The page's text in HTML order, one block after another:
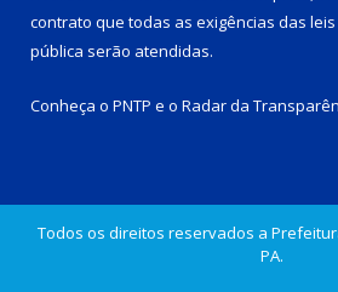
contrato que todas as exigências das
pública serão atendidas.
Conheça o PNTP e o Radar da
Todos os direitos reservados a
PA.